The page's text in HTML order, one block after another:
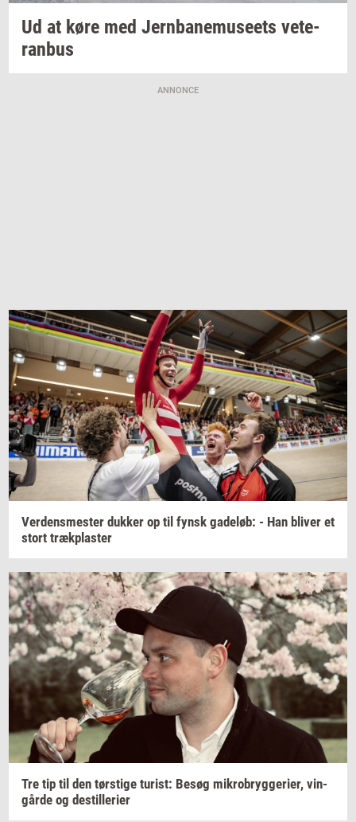
Ud at køre med Jer­n­ba­nemu­se­ets ve­te­
ran­bus
ANNONCE
Ver­dens­me­ster duk­ker op til fynsk ga­de­løb: - Han bli­ver et
stort træk­pla­ster
Tre tip til den tørsti­ge turist: Besøg mi­kro­bryg­ge­ri­er, vin­
går­de og destil­le­ri­er